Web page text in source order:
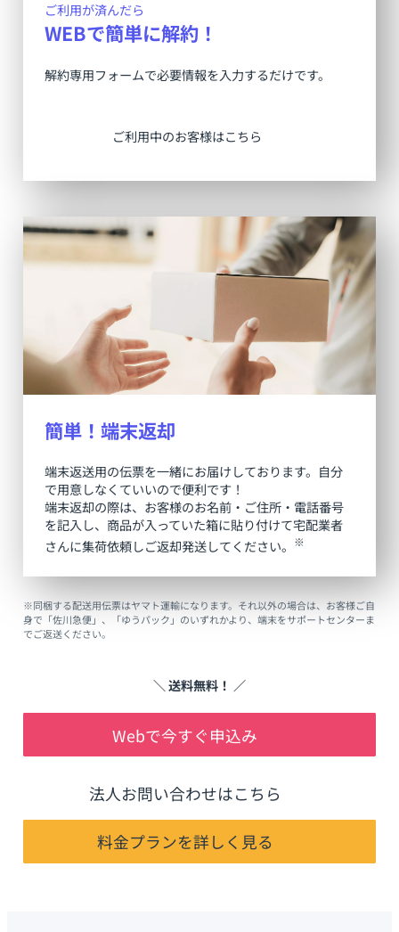
ご利用が済んだら
WEBで簡単に解約！
解約専用フォームで必要情報を入力するだけです。
ご利用中のお客様はこちら
簡単！端末返却
端末返送用の伝票を一緒にお届けしております。自分
で用意しなくていいので便利です！
端末返却の際は、お客様のお名前・ご住所・電話番号
を記入し、商品が入っていた箱に貼り付けて宅配業者
さんに集荷依頼しご返却発送してください。 ※
※同梱する配送用伝票はヤマト運輸になります。それ以外の場合は、お客様ご自
身で「佐川急便」、「ゆうパック」のいずれかより、端末をサポートセンターま
でご返送ください。
＼ 送料無料！ ／
Webで今すぐ申込み
法人お問い合わせはこちら
料金プランを詳しく見る